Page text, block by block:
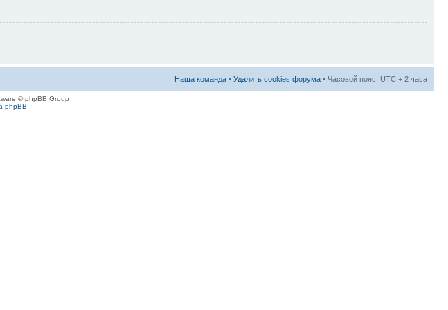
Наша команда • Удалить cookies форума • Часовой пояс: UTC + 2 часа
© phpBB Group
phpBB